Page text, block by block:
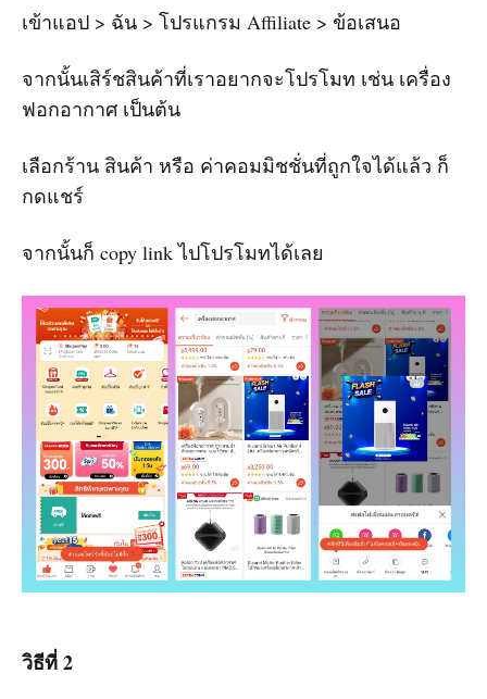
เข้าแอป > ฉัน > โปรแกรม Affiliate > ข้อเสนอ
จากนั้นเสิร์ชสินค้าที่เราอยากจะโปรโมท เช่น เครื่อง
ฟอกอากาศ เป็นต้น
เลือกร้าน สินค้า หรือ ค่าคอมมิชชั่นที่ถูกใจได้แล้ว ก็
กดแชร์
จากนั้นก็ copy link ไปโปรโมทได้เลย
วิธีที่ 2